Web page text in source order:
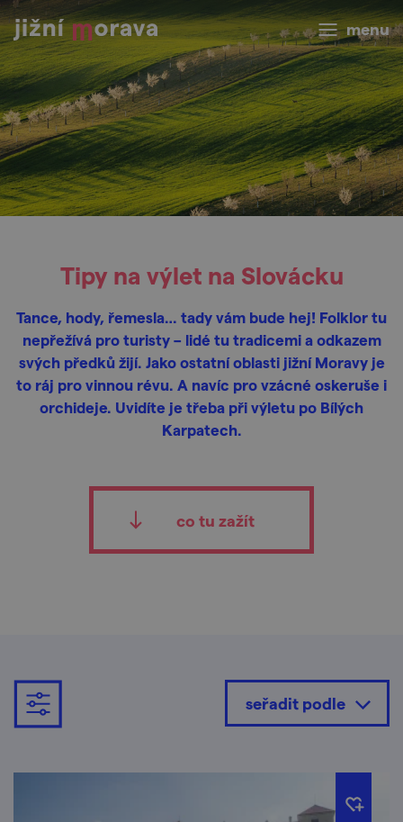
menu
Tipy na výlet na Slovácku
Tance, hody, řemesla… tady vám bude hej! Folklor tu
nepřežívá pro turisty – lidé tu tradicemi a odkazem
svých předků žijí. Jako ostatní oblasti jižní Moravy je
to ráj pro vinnou révu. A navíc pro vzácné oskeruše i
orchideje. Uvidíte je třeba při výletu po Bílých
Karpatech.
co tu zažít
seřadit podle